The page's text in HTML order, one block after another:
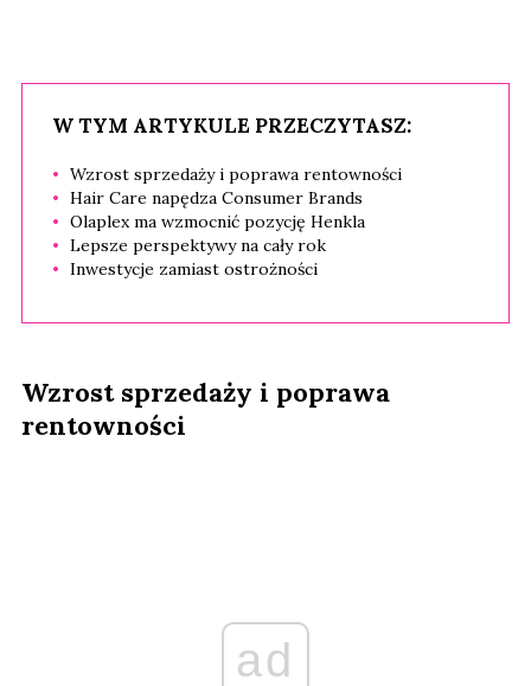
W TYM ARTYKULE PRZECZYTASZ:
Wzrost sprzedaży i poprawa rentowności
Hair Care napędza Consumer Brands
Olaplex ma wzmocnić pozycję Henkla
Lepsze perspektywy na cały rok
Inwestycje zamiast ostrożności
Wzrost sprzedaży i poprawa
rentowności
ad